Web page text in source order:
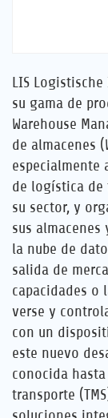
LIS
su gama de
Warehouse
de almacenes
especialmente
de logística de
su sector, y
sus
la nube de
salida de
capacidades o
verse y
con un
este nuevo
conocida
transporte